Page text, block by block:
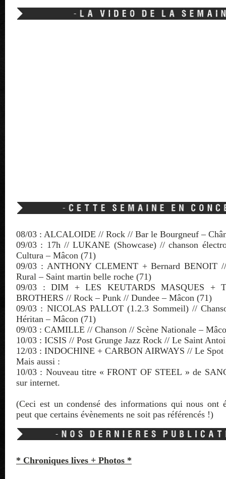
08/03 : ALCALOIDE // Rock // Bar le Bourgneuf –
09/03 : 17h // LUKANE (Showcase) // chanson
Cultura – Mâcon (71)
09/03 : ANTHONY CLEMENT + Bernard BENOIT
Rural – Saint martin belle roche (71)
09/03 : DIM + LES KEUTARDS MASQUES +
BROTHERS // Rock – Punk // Dundee – Mâcon (71)
09/03 : NICOLAS PALLOT (1.2.3 Sommeil) //
Héritan – Mâcon (71)
09/03 : CAMILLE // Chanson // Scène Nationale –
10/03 : ICSIS // Post Grunge Jazz Rock // Le Saint
12/03 : INDOCHINE + CARBON AIRWAYS // Le Spot
Mais aussi :
10/03 : Nouveau titre « FRONT OF STEEL » de
sur internet.
(Ceci est un condensé des informations qui nous
peut que certains évènements ne soit pas référencés !)
* Chroniques lives + Photos *